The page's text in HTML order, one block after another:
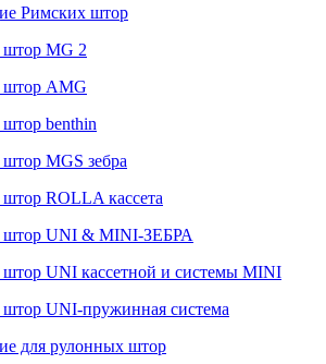
Римских штор
MG 2
штор AMG
benthin
MGS зебра
ROLLA кассета
штор UNI & MINI-ЗЕБРА
UNI кассетной и системы MINI
UNI-пружинная система
для рулонных штор